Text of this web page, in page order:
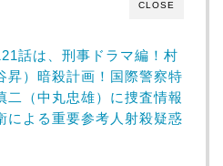
CLOSE
話は、刑事ドラマ編！村
昇）暗殺計画！国際警察特
二（中丸忠雄）に捜査情報
による重要参考人射殺疑惑